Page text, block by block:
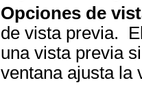
Opciones de
de vista previa.
una vista previa
ventana ajusta la